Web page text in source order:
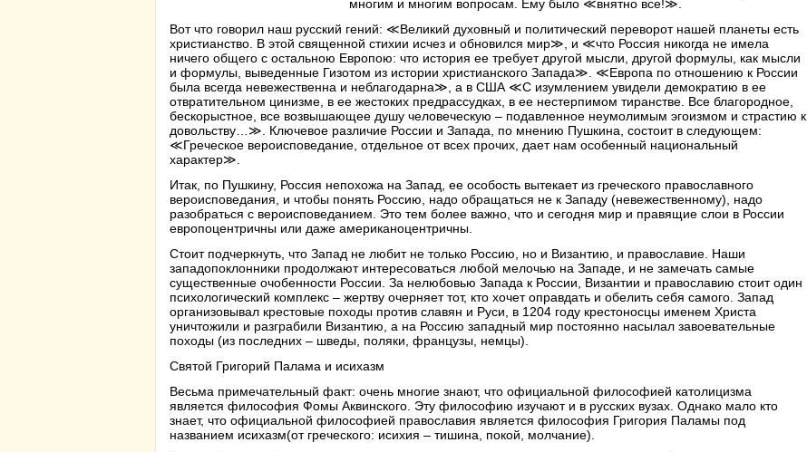
многим и многим вопросам. Ему было ≪внятно все!≫.
Вот что говорил наш русский гений: ≪Великий духовный и политический переворот нашей планеты есть
христианство. В этой священной стихии исчез и обновился мир≫, и ≪что Россия никогда не имела
ничего общего с остальною Европою: что история ее требует другой мысли, другой формулы, как мысли
и формулы, выведенные Гизотом из истории христианского Запада≫. ≪Европа по отношению к России
была всегда невежественна и неблагодарна≫, а в США ≪С изумлением увидели демократию в ее
отвратительном цинизме, в ее жестоких предрассудках, в ее нестерпимом тиранстве. Все благородное,
бескорыстное, все возвышающее душу человеческую – подавленное неумолимым эгоизмом и страстию к
довольству…≫. Ключевое различие России и Запада, по мнению Пушкина, состоит в следующем:
≪Греческое вероисповедание, отдельное от всех прочих, дает нам особенный национальный
характер≫.
Итак, по Пушкину, Россия непохожа на Запад, ее особость вытекает из греческого православного
вероисповедания, и чтобы понять Россию, надо обращаться не к Западу (невежественному), надо
разобраться с вероисповеданием. Это тем более важно, что и сегодня мир и правящие слои в России
европоцентричны или даже американоцентричны.
Стоит подчеркнуть, что Запад не любит не только Россию, но и Византию, и православие. Наши
западопоклонники продолжают интересоваться любой мелочью на Западе, и не замечать самые
существенные очобенности России. За нелюбовью Запада к России, Византии и православию стоит один
психологический комплекс – жертву очерняет тот, кто хочет оправдать и обелить себя самого. Запад
организовывал крестовые походы против славян и Руси, в 1204 году крестоносцы именем Христа
уничтожили и разграбили Византию, а на Россию западный мир постоянно насылал завоевательные
походы (из последних – шведы, поляки, французы, немцы).
Святой Григорий Палама и исихазм
Весьма примечательный факт: очень многие знают, что официальной философией католицизма
является философия Фомы Аквинского. Эту философию изучают и в русских вузах. Однако мало кто
знает, что официальной философией православия является философия Григория Паламы под
названием исихазм(от греческого: исихия – тишина, покой, молчание).